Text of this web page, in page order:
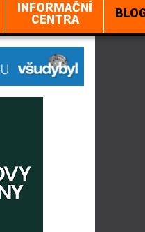
INFORMAČNÍ
CENTRA